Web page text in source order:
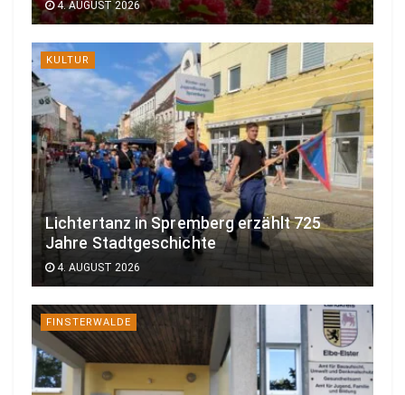
4. AUGUST 2026
KULTUR
Lichtertanz in Spremberg erzählt 725
Jahre Stadtgeschichte
4. AUGUST 2026
FINSTERWALDE